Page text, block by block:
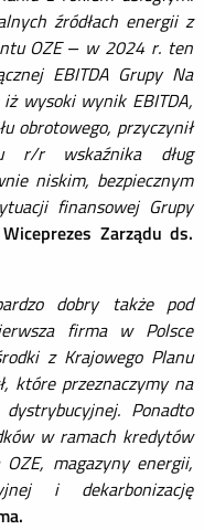
źródłach energii z
OZE – w 2024 r. ten
EBITDA Grupy Na
wysoki wynik EBITDA,
obrotowego, przyczynił
r/r wskaźnika dług
niskim, bezpiecznym
finansowej Grupy
Zarządu ds.
dobry także pod
firma w Polsce
z Krajowego Planu
które przeznaczymy na
Ponadto
w ramach kredytów
magazyny energii,
i dekarbonizację